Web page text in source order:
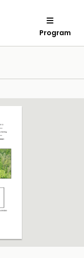
Program